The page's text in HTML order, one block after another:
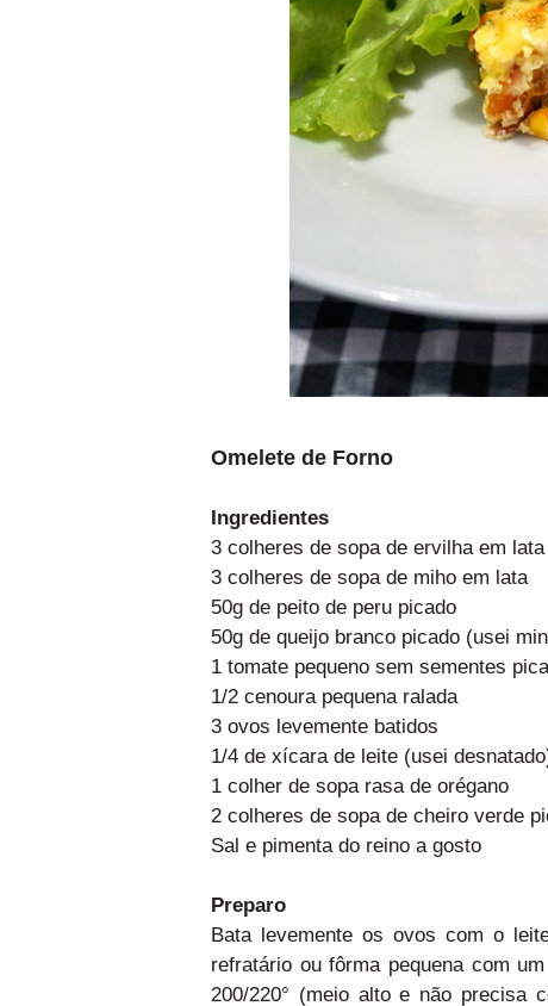
Omelete de Forno
Ingredientes
3 colheres de sopa de ervilha em lata
3 colheres de sopa de miho em lata
50g de peito de peru picado
50g de queijo branco picado (usei
1 tomate pequeno sem sementes
1/2 cenoura pequena ralada
3 ovos levemente batidos
1/4 de xícara de leite (usei
1 colher de sopa rasa de orégano
2 colheres de sopa de cheiro verde
Sal e pimenta do reino a gosto
Preparo
Bata levemente os ovos com o
refratário ou fôrma pequena com
200/220° (meio alto e não precisa